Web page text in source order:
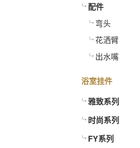
配件
弯头
花洒臂
出水嘴
浴室挂件
雅致系列
时尚系列
FY系列